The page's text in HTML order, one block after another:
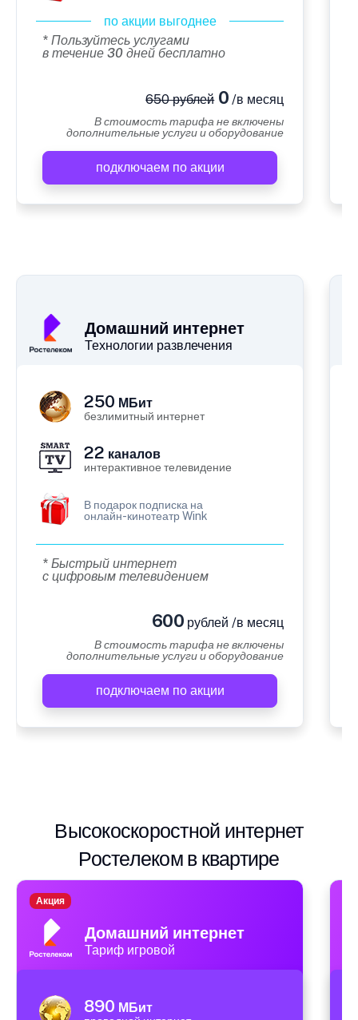
по акции выгоднее
* Пользуйтесь услугами
в течение 30 дней бесплатно
650 рублей0 /в месяц
В стоимость тарифа не включены
дополнительные услуги и оборудование
подключаем по акции
Домашний интернет
Технологии развлечения
250 МБит
безлимитный интернет
22 каналов
интерактивное телевидение
В подарок подписка на
онлайн-кинотеатр Wink
* Быстрый интернет
с цифровым телевидением
600 рублей /в месяц
В стоимость тарифа не включены
дополнительные услуги и оборудование
подключаем по акции
Высокоскоростной интернет
Ростелеком в квартире
Домашний интернет
Тариф игровой
Акция
890 МБит